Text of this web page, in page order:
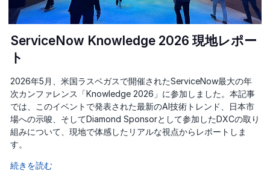
ServiceNow Knowledge 2026 現地レポー
ト
2026年5月、米国ラスベガスで開催されたServiceNow最大の年
次カンファレンス「Knowledge 2026」に参加しました。本記事
では、このイベントで発表された最新のAI技術トレンド、日本市
場への示唆、そしてDiamond Sponsorとして参加したDXCの取り
組みについて、現地で体感したリアルな視点からレポートしま
す。
続きを読む